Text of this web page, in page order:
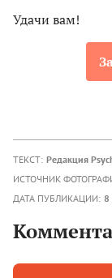
Удачи вам!
ТЕКСТ: Редакция
ИСТОЧНИК
ДАТА ПУБЛИКАЦИИ: 8